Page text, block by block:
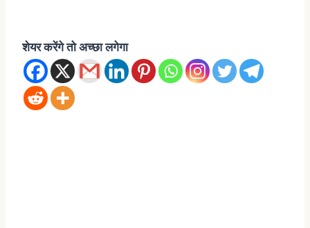
शेयर करेंगे तो अच्छा लगेगा